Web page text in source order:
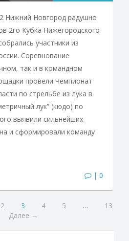
Нижний Новгород радушно
2го Кубка Нижегородского
участники из
Соревнование
так и в командном
провели Чемпионат
по стрельбе из лука в
лук” (кюдо) по
выявили сильнейших
и сформировали команду
| 0
2 3 4 5 …
13
Далее →